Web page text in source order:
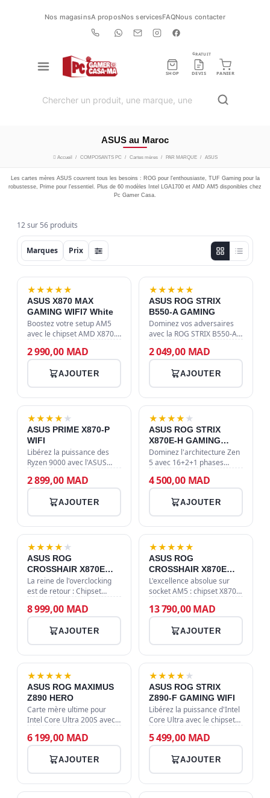
Nos magasinsA proposNos servicesFAQNous contacter
SHOP DEVIS
GRATUIT
PANIER
ASUS au Maroc
Accueil COMPOSANTS PC Cartes mères PAR MARQUE ASUS
Les cartes mères ASUS couvrent tous les besoins : ROG pour l'enthousiaste, TUF Gaming pour la
robustesse, Prime pour l'essentiel. Plus de 60 modèles Intel LGA1700 et AMD AM5 disponibles chez
Pc Gamer Casa.
12 sur 56 produits
Marques Prix
★★★★★
ASUS X870 MAX
GAMING WIFI7 White
Boostez votre setup AM5
avec le chipset AMD X870.
vitesse, du Wi-Fi 7 ultra-
rapide, de l'USB 4.0 et d'un
slot M.2 PCIe 5.0 pour des…
2 990,00 MAD
AJOUTER
★★★★★
ASUS ROG STRIX
B550-A GAMING
Dominez vos adversaires
avec la ROG STRIX B550-A
socket AM4 pour Ryzen
5000, support DDR4 jusqu'à
128 Go et compatibilité
SLI/Crossfire…
2 049,00 MAD
AJOUTER
★★★★ ★
ASUS PRIME X870-P
WIFI
Libérez la puissance des
Ryzen 9000 avec l'ASUS
5.0, DDR5 8000+ MT/s, Wi-
Fi 7 ultra-rapide et ports
USB4 40Gbps pour une
station de t…
2 899,00 MAD
AJOUTER
★★★★ ★
ASUS ROG STRIX
X870E-H GAMING
WIFI7
Dominez l'architecture Zen
5 avec 16+2+1 phases
DDR5 8000+ MT/s, le PCIe
5.0 intégral et une
connectivité futuriste
incluant le Wi…
4 500,00 MAD
AJOUTER
★★★★ ★
ASUS ROG
CROSSHAIR X870E
APEX
La reine de l'overclocking
est de retour : Chipset
d'alimentation, DDR5
jusqu'à 9600+ MT/s et Wi-Fi
7. Conçue pour briser tous
les recor…
8 999,00 MAD
AJOUTER
★★★★★
ASUS ROG
CROSSHAIR X870E
EXTREME
L'excellence absolue sur
socket AM5 : chipset X870E,
(OC), Wi-Fi 7, Dual LAN
10GbE/5GbE et 5 slots M.2
pour dominer le gaming et
l'IA. …
13 790,00 MAD
AJOUTER
★★★★★
ASUS ROG MAXIMUS
Z890 HERO
Carte mère ultime pour
Intel Core Ultra 200S avec
d'alimentation, DDR5 9200+
MT/s, Wi-Fi 7 ultra-rapide et
double port Thunderbolt 4
pour une…
6 199,00 MAD
AJOUTER
★★★★ ★
ASUS ROG STRIX
Z890-F GAMING WIFI
Libérez la puissance d'Intel
Core Ultra avec le chipset
III, 5 slots M.2 et interface
AI NPU Boost pour des
performances gaming et I…
5 499,00 MAD
AJOUTER